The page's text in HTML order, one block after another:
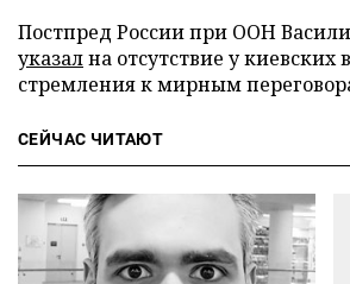
Постпред России при ООН
указална отсутствие у киевских
стремления к мирным
СЕЙЧАС ЧИТАЮТ